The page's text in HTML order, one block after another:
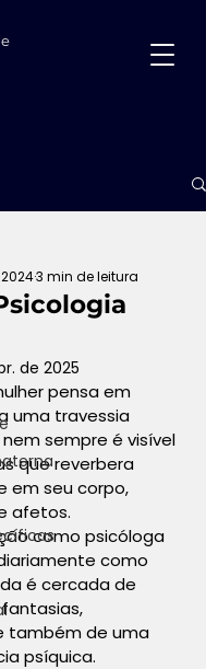
3 min de leitura
de 2025
pensa em
uma travessia
sempre é visível
que reverbera
em seu corpo,
afetos.
como psicóloga
como
é cercada de
também de uma
psíquica.